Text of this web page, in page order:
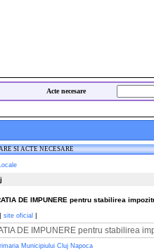
Acte necesare
SI ACTE NECESARE
DE IMPUNERE pentru stabilirea
| site oficial |
DE IMPUNERE pentru stabilirea
Municipiului Cluj Napoca